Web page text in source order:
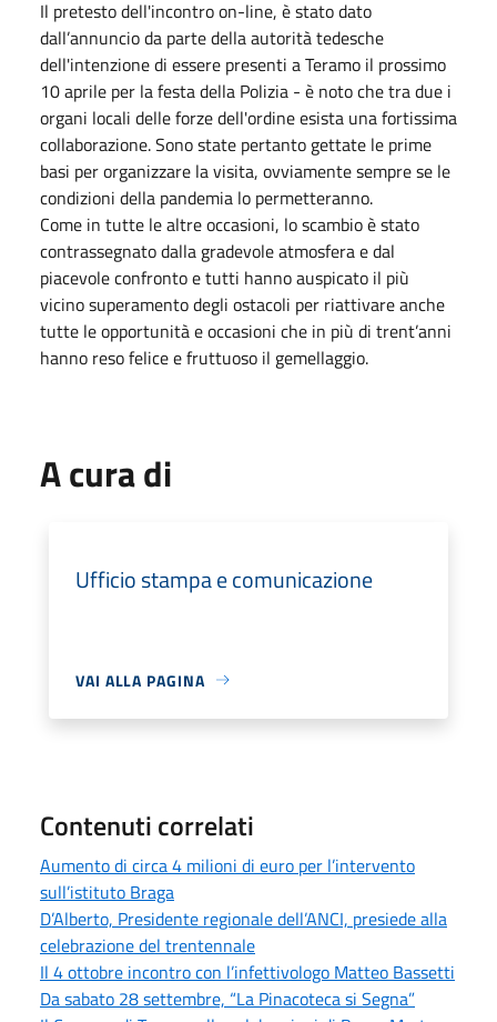
Il pretesto dell'incontro on-line, è stato dato
dall’annuncio da parte della autorità tedesche
dell'intenzione di essere presenti a Teramo il prossimo
10 aprile per la festa della Polizia - è noto che tra due i
organi locali delle forze dell'ordine esista una fortissima
collaborazione. Sono state pertanto gettate le prime
basi per organizzare la visita, ovviamente sempre se le
condizioni della pandemia lo permetteranno.
Come in tutte le altre occasioni, lo scambio è stato
contrassegnato dalla gradevole atmosfera e dal
piacevole confronto e tutti hanno auspicato il più
vicino superamento degli ostacoli per riattivare anche
tutte le opportunità e occasioni che in più di trent’anni
hanno reso felice e fruttuoso il gemellaggio.
A cura di
Ufficio stampa e comunicazione
VAI ALLA PAGINA
Contenuti correlati
Aumento di circa 4 milioni di euro per l’intervento
sull’istituto Braga
D’Alberto, Presidente regionale dell’ANCI, presiede alla
celebrazione del trentennale
Il 4 ottobre incontro con l’infettivologo Matteo Bassetti
Da sabato 28 settembre, “La Pinacoteca si Segna”